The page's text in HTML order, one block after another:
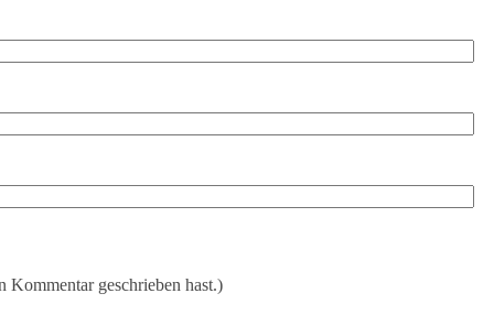
Kommentar geschrieben hast.)